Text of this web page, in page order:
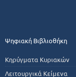
Ψηφιακή Βιβλιοθήκη
Κηρύγματα Κυριακών
Λειτουργικά Κείμενα